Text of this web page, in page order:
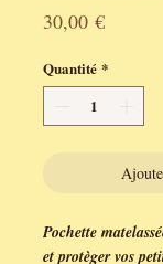
30,00 €Prix
Quantité *
Pochette
et protèger vos